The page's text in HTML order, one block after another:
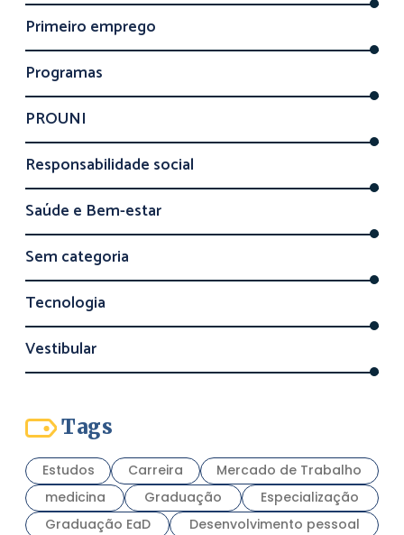
Primeiro emprego
Programas
PROUNI
Responsabilidade social
Saúde e Bem-estar
Sem categoria
Tecnologia
Vestibular
Tags
Estudos Carreira
Mercado de Trabalho
medicina
Graduação
Especialização
Graduação EaD
Desenvolvimento pessoal